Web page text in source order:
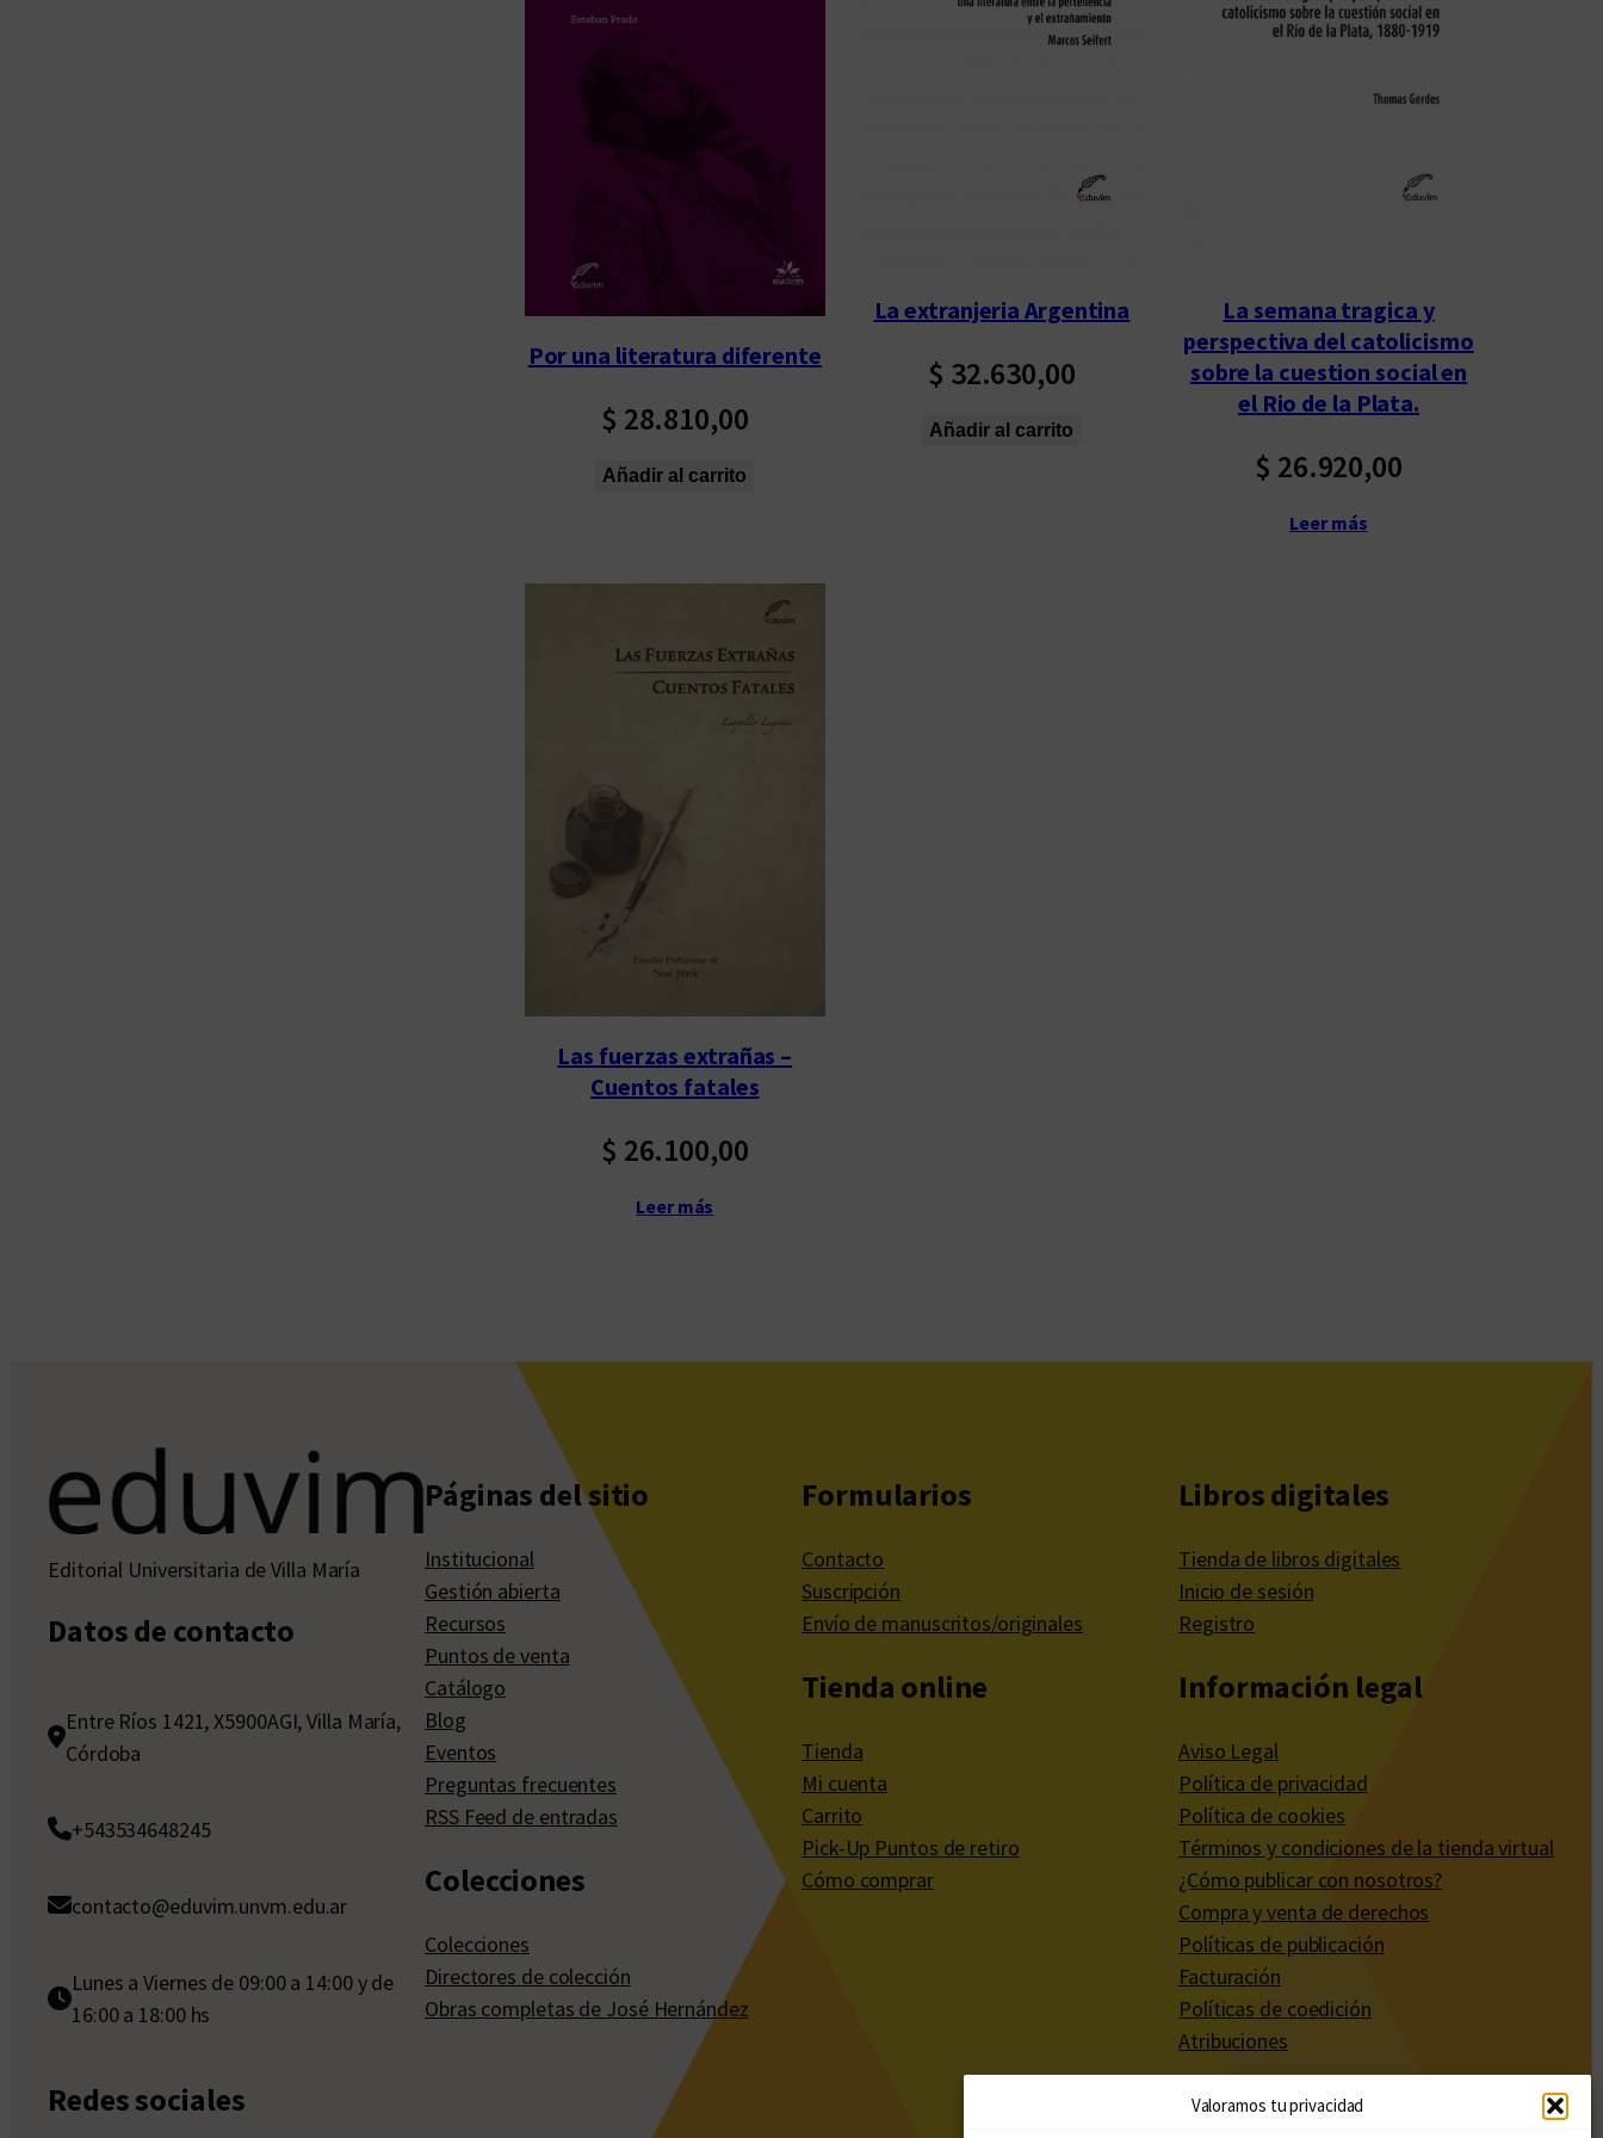
Valoramos tu privacidad
t
i
m
Por una literatura diferente
$ 28.810,00
Añadir al carrito
La extranjeria Argentina
$ 32.630,00
Añadir al carrito
La semana tragica y
perspectiva del catolicismo
sobre la cuestion social en
el Rio de la Plata.
$ 26.920,00
Leer más
Las fuerzas extrañas –
Cuentos fatales
$ 26.100,00
Leer más
Editorial Universitaria de Villa María
Datos de contacto
Entre Ríos 1421, X5900AGI, Villa María,
Córdoba
+543534648245
contacto@eduvim.unvm.edu.ar
Lunes a Viernes de 09:00 a 14:00 y de
16:00 a 18:00 hs
Redes sociales
Páginas del sitio
Institucional
Gestión abierta
Recursos
Puntos de venta
Catálogo
Blog
Eventos
Preguntas frecuentes
RSS Feed de entradas
Colecciones
Colecciones
Directores de colección
Obras completas de José Hernández
Formularios
Contacto
Suscripción
Envío de manuscritos/originales
Tienda online
Tienda
Mi cuenta
Carrito
Pick-Up Puntos de retiro
Cómo comprar
Libros digitales
Tienda de libros digitales
Inicio de sesión
Registro
Información legal
Aviso Legal
Política de privacidad
Política de cookies
Términos y condiciones de la tienda virtual
¿Cómo publicar con nosotros?
Compra y venta de derechos
Políticas de publicación
Facturación
Políticas de coedición
Atribuciones